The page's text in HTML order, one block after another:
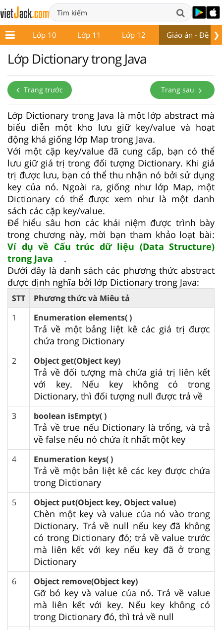
❯
9 Lớp 10 Lớp 11 Lớp 12 Giáo án - Đề thi
Lớp Dictionary trong Java
Trang trước Trang sau
Lớp Dictionary trong Java là một lớp abstract mà
biểu diễn một kho lưu giữ key/value và hoạt
động khá giống lớp Map trong Java.
Với một cặp key/value đã cung cấp, bạn có thể
lưu giữ giá trị trong đối tượng Dictionary. Khi giá
trị được lưu, bạn có thể thu nhận nó bởi sử dụng
key của nó. Ngoài ra, giống như lớp Map, một
Dictionary có thể được xem như là một danh
sách các cặp key/value.
Để hiểu sâu hơn các khái niệm được trình bày
trong chương này, mời bạn tham khảo loạt bài:
Ví dụ về Cấu trúc dữ liệu (Data Structure)
trong Java
.
Dưới đây là danh sách các phương thức abstract
được định nghĩa bởi lớp Dictionary trong Java:
STT
Phương thức và Miêu tả
1
Enumeration elements( )
Trả về một bảng liệt kê các giá trị được
chứa trong Dictionary
2 Object get(Object key)
Trả về đối tượng mà chứa giá trị liên kết
với key. Nếu key không có trong
Dictionary, thì đối tượng null được trả về
3 boolean isEmpty( )
Trả về true nếu Dictionary là trống, và trả
về false nếu nó chứa ít nhất một key
4 Enumeration keys( )
Trả về một bản liệt kê các key được chứa
trong Dictionary
5 Object put(Object key, Object value)
Chèn một key và value của nó vào trong
Dictionary. Trả về null nếu key đã không
có trong Dictionary đó; trả về value trước
mà liên kết với key nếu key đã ở trong
Dictionary
6 Object remove(Object key)
Gỡ bỏ key và value của nó. Trả về value
mà liên kết với key. Nếu key không có
trong Dictionary đó, thì trả về null